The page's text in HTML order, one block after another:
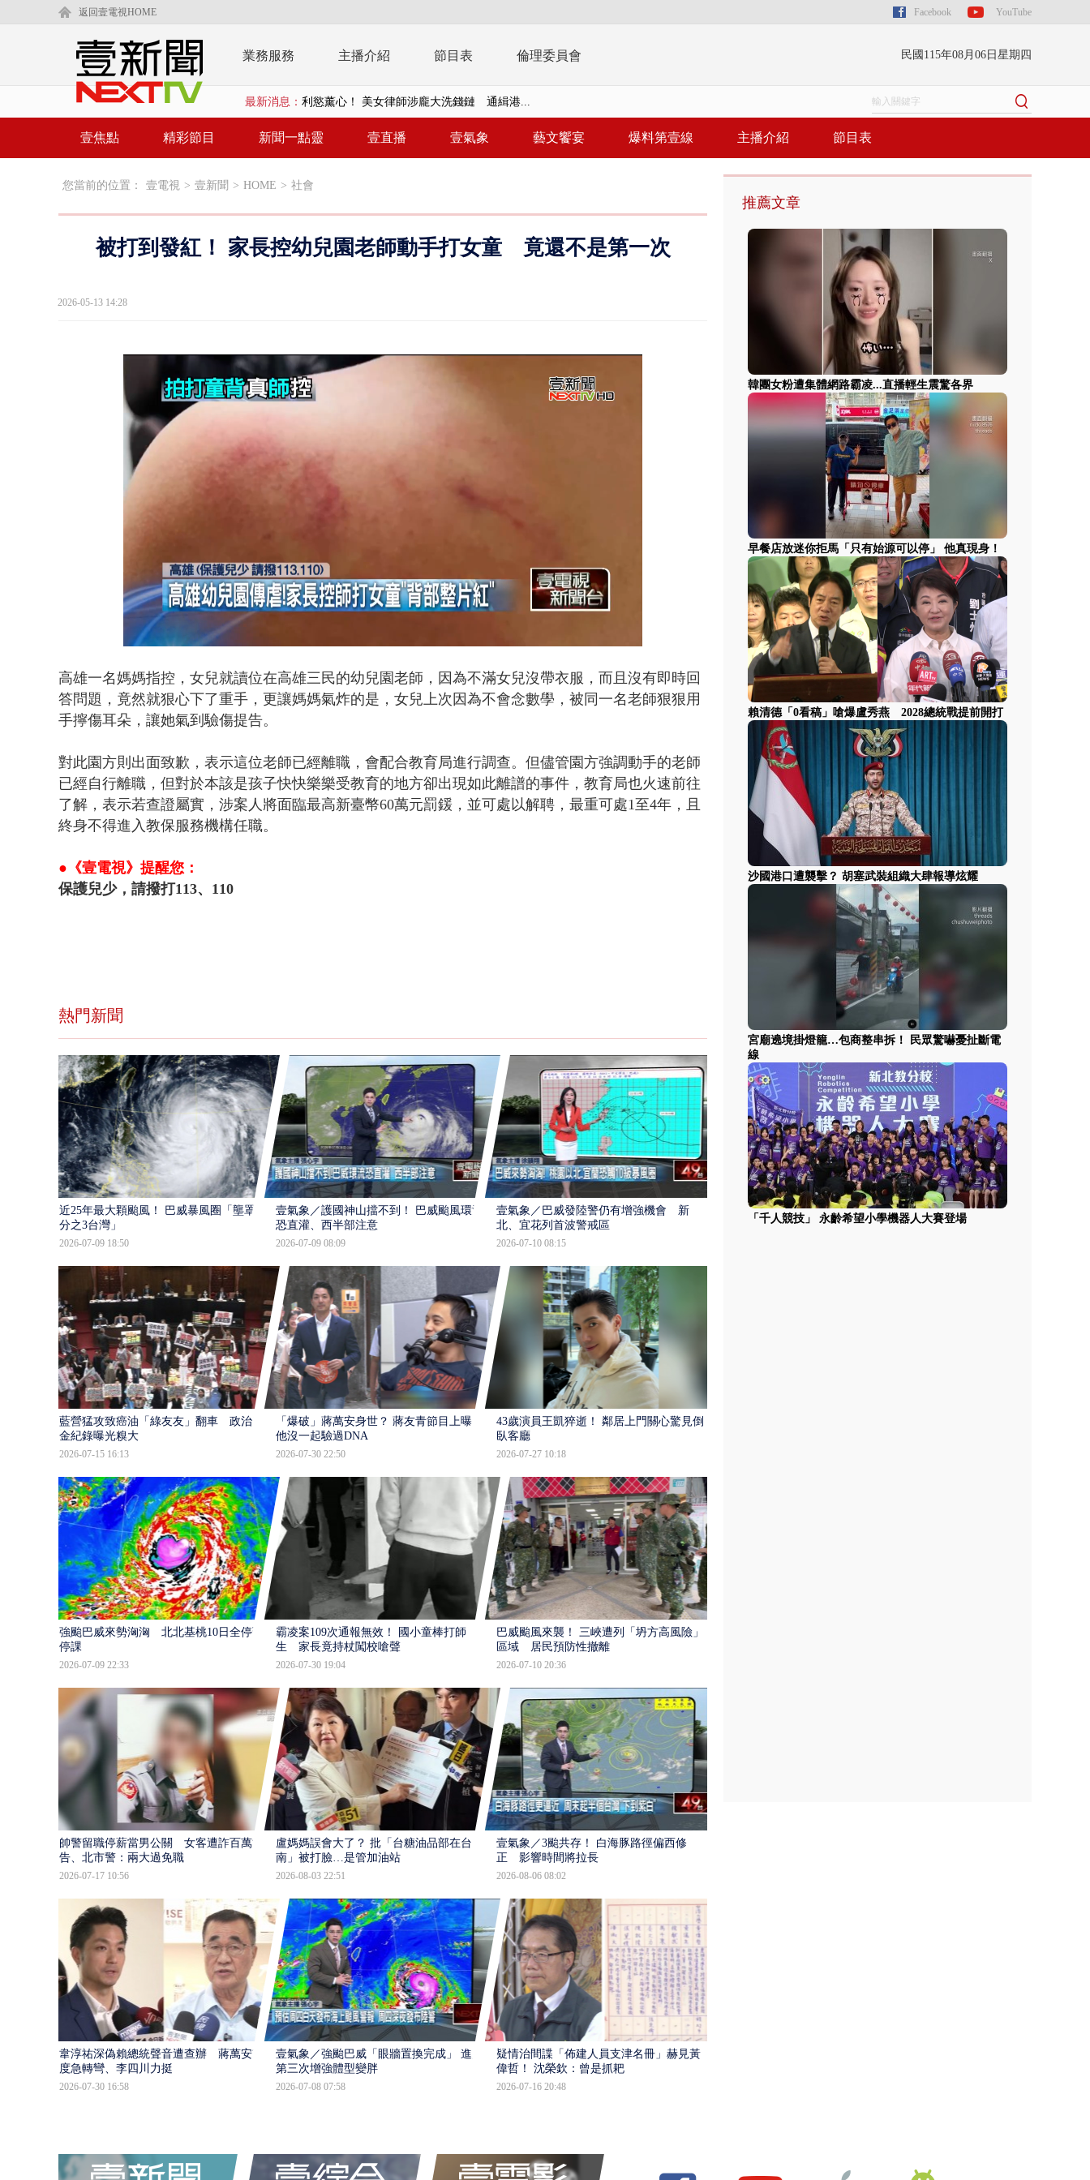
返回壹電視HOME Facebook YouTube
業務服務 主播介紹 節目表 倫理委員會 民國115年08月06日星期四
最新消息： 利慾薰心！ 美女律師涉龐大洗錢鏈 通緝港...
早餐店放迷你拒馬「只有始源可以停」 他真...
貨車鬼切釀禍 砂石車為閃避悚撞4車釀3傷
白海豚逼近...北市「颱風整備假」？ 蔣萬安...
壹焦點 精彩節目 新聞一點靈 壹直播 壹氣象 藝文饗宴 爆料第壹線 主播介紹 節目表
您當前的位置： 壹電視 > 壹新聞 > HOME > 社會
被打到發紅！ 家長控幼兒園老師動手打女童 竟還不是第一次
2026-05-13 14:28
42.02%
高雄一名媽媽指控，女兒就讀位在高雄三民的幼兒園老師，因為不滿女兒沒帶衣服，而且沒有即時回
答問題，竟然就狠心下了重手，更讓媽媽氣炸的是，女兒上次因為不會念數學，被同一名老師狠狠用
手擰傷耳朵，讓她氣到驗傷提告。
對此園方則出面致歉，表示這位老師已經離職，會配合教育局進行調查。但儘管園方強調動手的老師
已經自行離職，但對於本該是孩子快快樂樂受教育的地方卻出現如此離譜的事件，教育局也火速前往
了解，表示若查證屬實，涉案人將面臨最高新臺幣60萬元罰鍰，並可處以解聘，最重可處1至4年，且
終身不得進入教保服務機構任職。
●《壹電視》提醒您：
保護兒少，請撥打113、110
熱門新聞
近25年最大顆颱風！ 巴威暴風圈「壟罩4
分之3台灣」
2026-07-09 18:50
壹氣象／護國神山擋不到！ 巴威颱風環流
恐直灌、西半部注意
2026-07-09 08:09
壹氣象／巴威發陸警仍有增強機會 新
北、宜花列首波警戒區
2026-07-10 08:15
藍營猛攻致癌油「綠友友」翻車 政治獻
金紀錄曝光糗大
2026-07-15 16:13
「爆破」蔣萬安身世？ 蔣友青節目上曝：
他沒一起驗過DNA
2026-07-30 22:50
43歲演員王凱猝逝！ 鄰居上門關心驚見倒
臥客廳
2026-07-27 10:18
強颱巴威來勢洶洶 北北基桃10日全停班
停課
2026-07-09 22:33
霸凌案109次通報無效！ 國小童棒打師
生 家長竟持杖闖校嗆聲
2026-07-30 19:04
巴威颱風來襲！ 三峽遭列「坍方高風險」
區域 居民預防性撤離
2026-07-10 20:36
帥警留職停薪當男公關 女客遭詐百萬提
告、北市警：兩大過免職
2026-07-17 10:56
盧媽媽誤會大了？ 批「台糖油品部在台
南」被打臉…是管加油站
2026-08-03 22:51
壹氣象／3颱共存！ 白海豚路徑偏西修
正 影響時間將拉長
2026-08-06 08:02
韋淳祐深偽賴總統聲音遭查辦 蔣萬安態
度急轉彎、李四川力挺
2026-07-30 16:58
壹氣象／強颱巴威「眼牆置換完成」 進入
第三次增強體型變胖
2026-07-08 07:58
疑情治間諜「佈建人員支津名冊」赫見黃
偉哲！ 沈榮欽：曾是抓耙
2026-07-16 20:48
推薦文章
韓團女粉遭集體網路霸凌...直播輕生震驚各界
早餐店放迷你拒馬「只有始源可以停」 他真現身！
賴清德「0看稿」嗆爆盧秀燕 2028總統戰提前開打
沙國港口遭襲擊？ 胡塞武裝組織大肆報導炫耀
宮廟遶境掛燈籠…包商整串拆！ 民眾驚嚇憂扯斷電
線
「千人競技」 永齡希望小學機器人大賽登場